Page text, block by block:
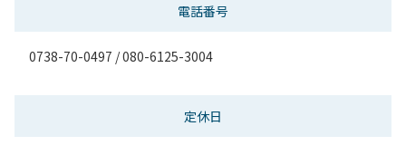
電話番号
0738-70-0497 / 080-6125-3004
定休日